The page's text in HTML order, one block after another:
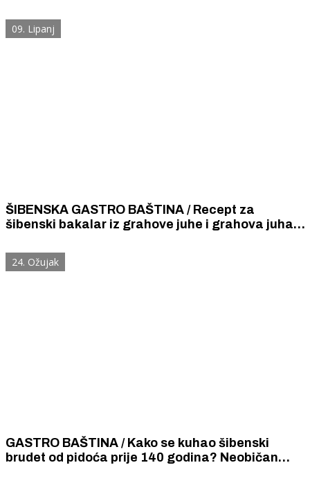
čuvenom šibenskom brudetu od janjetine
09. Lipanj
ŠIBENSKA GASTRO BAŠTINA / Recept za
šibenski bakalar iz grahove juhe i grahova juha s
24. Ožujak
GASTRO BAŠTINA / Kako se kuhao šibenski
brudet od pidoća prije 140 godina? Neobičan